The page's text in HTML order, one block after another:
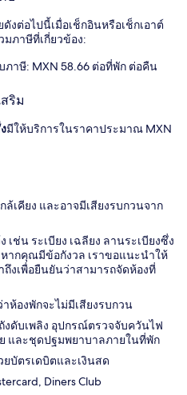
งต่อไปนี้เมื่อเช็กอินหรือเช็กเอาต์
ภาษีที่เกี่ยวข้อง:
บภาษี: MXN 58.66 ต่อที่พัก ต่อคืน
ริม
มีให้บริการในราคาประมาณ MXN
ล้เคียง และอาจมีเสียงรบกวนจาก
ช่น ระเบียง เฉลียง ลานระเบียงซึ่ง
หากคุณมีข้อกังวล เราขอแนะนำให้
งเพื่อยืนยันว่าสามารถจัดห้องที่
ห้องพักจะไม่มีเสียงรบกวน
งดับเพลิง อุปกรณ์ตรวจจับควันไฟ
และชุดปฐมพยาบาลภายในที่พัก
บัตรเดบิตและเงินสด
Diners Club